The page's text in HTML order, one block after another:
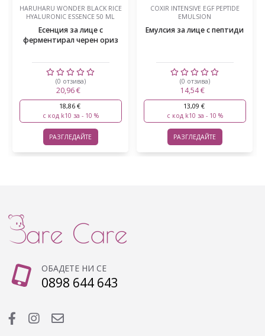
HARUHARU WONDER BLACK RICE
HYALURONIC ESSENCE 50 ML
Есенция за лице с
ферментирал черен ориз
(0 отзива)
20,96 €
18,86 €
с код k10 за - 10 %
РАЗГЛЕДАЙТЕ
COXIR INTENSIVE EGF PEPTIDE
EMULSION
Емулсия за лице с пептиди
(0 отзива)
14,54 €
13,09 €
с код k10 за - 10 %
РАЗГЛЕДАЙТЕ
ОБАДЕТЕ НИ СЕ
0898 644 643